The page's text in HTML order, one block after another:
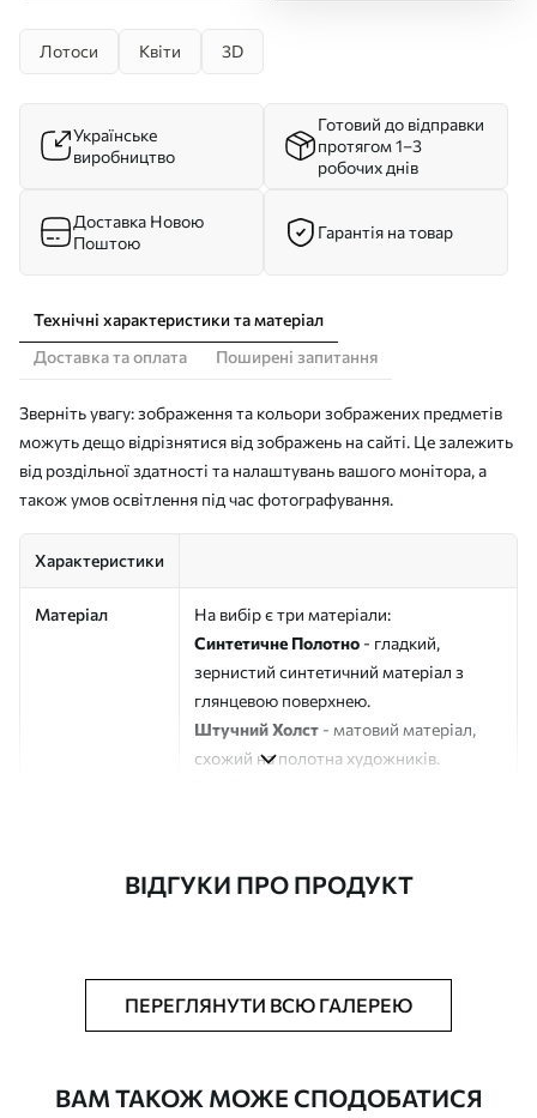
Лотоси Квіти 3D
Українське
виробництво
Готовий до відправки
протягом 1–3
робочих днів
Доставка Новою
Поштою
Гарантія на товар
Технічні характеристики та матеріал
Доставка та оплата
Поширені запитання
Зверніть увагу: зображення та кольори зображених предметів
можуть дещо відрізнятися від зображень на сайті. Це залежить
від роздільної здатності та налаштувань вашого монітора, а
також умов освітлення під час фотографування.
Характеристики
Матеріал
На вибір є три матеріали:
Синтетичне Полотно - гладкий,
зернистий синтетичний матеріал з
глянцевою поверхнею.
Штучний Холст - матовий матеріал,
схожий на полотна художників.
Додатково Можна додати лакове покриття.
ВІДГУКИ ПРО ПРОДУКТ
ПЕРЕГЛЯНУТИ ВСЮ ГАЛЕРЕЮ
ВАМ ТАКОЖ МОЖЕ СПОДОБАТИСЯ